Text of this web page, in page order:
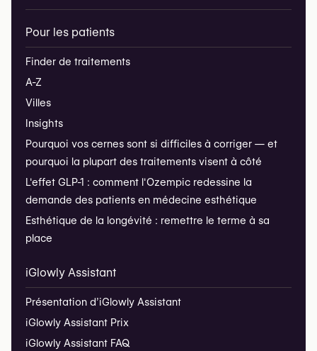
Pour les patients
Finder de traitements
A-Z
Villes
Insights
Pourquoi vos cernes sont si difficiles à corriger — et
pourquoi la plupart des traitements visent à côté
L'effet GLP-1 : comment l'Ozempic redessine la
demande des patients en médecine esthétique
Esthétique de la longévité : remettre le terme à sa
place
iGlowly Assistant
Présentation d’iGlowly Assistant
iGlowly Assistant Prix
iGlowly Assistant FAQ